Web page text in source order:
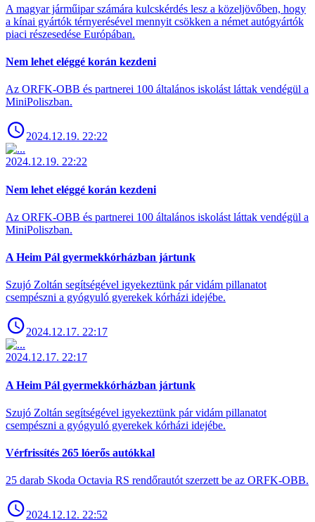
A magyar járműipar számára kulcskérdés lesz a közeljövőben, hogy
a kínai gyártók térnyerésével mennyit csökken a német autógyártók
piaci részesedése Európában.
Nem lehet eléggé korán kezdeni
Az ORFK-OBB és partnerei 100 általános iskolást láttak vendégül a
MiniPoliszban.
2024.12.19. 22:22
2024.12.19. 22:22
Nem lehet eléggé korán kezdeni
Az ORFK-OBB és partnerei 100 általános iskolást láttak vendégül a
MiniPoliszban.
A Heim Pál gyermekkórházban jártunk
Szujó Zoltán segítségével igyekeztünk pár vidám pillanatot
csempészni a gyógyuló gyerekek kórházi idejébe.
2024.12.17. 22:17
2024.12.17. 22:17
A Heim Pál gyermekkórházban jártunk
Szujó Zoltán segítségével igyekeztünk pár vidám pillanatot
csempészni a gyógyuló gyerekek kórházi idejébe.
Vérfrissítés 265 lóerős autókkal
25 darab Skoda Octavia RS rendőrautót szerzett be az ORFK-OBB.
2024.12.12. 22:52